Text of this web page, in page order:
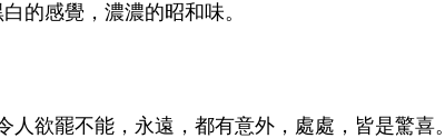
的感覺，濃濃的昭和味。
人欲罷不能，永遠，都有意外，處處，皆是驚喜。